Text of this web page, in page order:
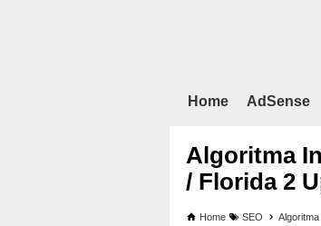
Home AdSense
Algoritma
/ Florida 2
Home SEO